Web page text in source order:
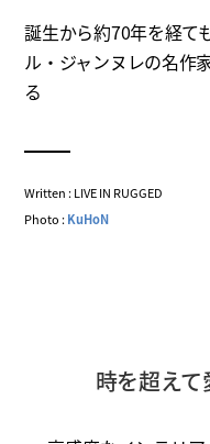
誕生から約70年を経て
ル・ジャンヌレの名作
る
Written : LIVE IN RUGGED
Photo :KuHoN
時を超え